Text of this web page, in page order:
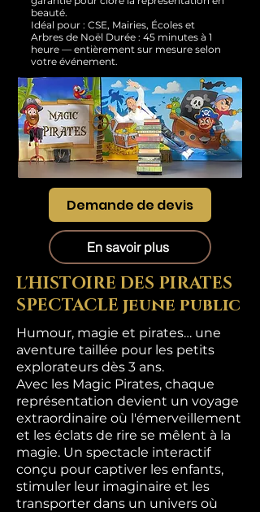
beauté.
Idéal pour : CSE, Mairies, Écoles et
Arbres de Noël Durée : 45 minutes à 1
heure — entièrement sur mesure selon
votre événement.
Demande de devis
En savoir plus
L'HISTOIRE DES PIRATES
SPECTACLE jeune public
Humour, magie et pirates… une
aventure taillée pour les petits
explorateurs dès 3 ans.
Avec les Magic Pirates, chaque
représentation devient un voyage
extraordinaire où l'émerveillement
et les éclats de rire se mêlent à la
magie. Un spectacle interactif
conçu pour captiver les enfants,
stimuler leur imaginaire et les
transporter dans un univers où